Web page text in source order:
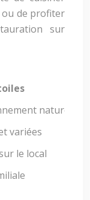
ou de profiter
sur
naturel
variées
le local